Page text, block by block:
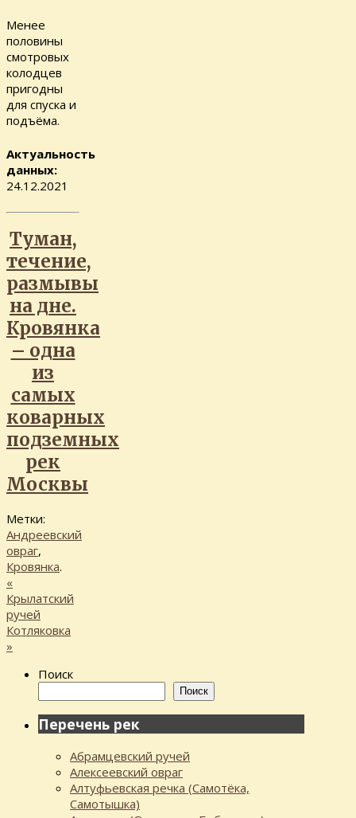
Менее
половины
смотровых
колодцев
пригодны
для спуска и
подъёма.
Актуальность
данных:
24.12.2021
Туман,
течение,
размывы
на дне.
Кровянка
– одна
из
самых
коварных
подземных
рек
Москвы
Метки:
Андреевский
овраг,
Кровянка.
«
Крылатский
ручей
Котляковка
»
Поиск
Поиск
Перечень рек
Абрамцевский ручей
Алексеевский овраг
Алтуфьевская речка (Самотёка,
Самотышка)